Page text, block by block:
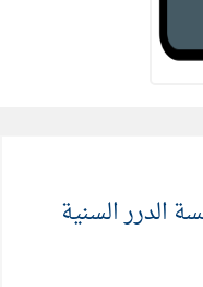
الدرر السنية